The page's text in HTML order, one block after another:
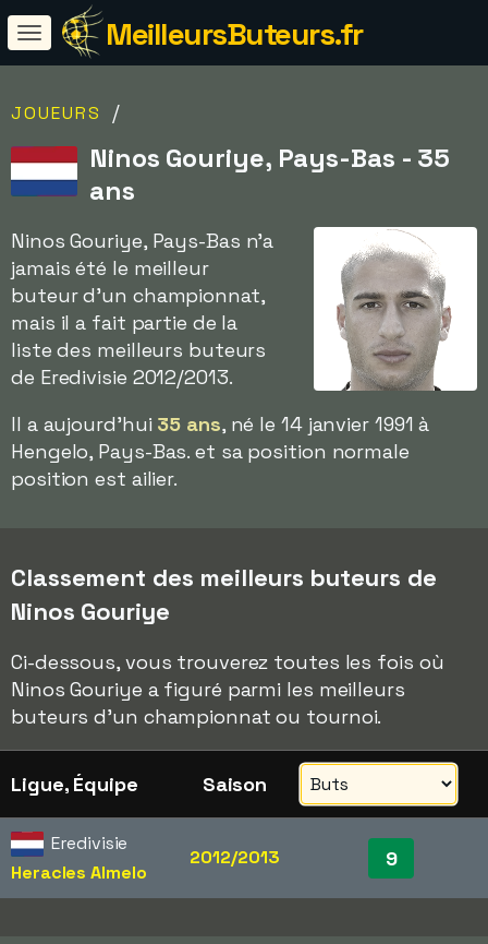
MeilleursButeurs.fr
JOUEURS /
Ninos Gouriye, Pays-Bas - 35
ans
Ninos Gouriye, Pays-Bas n'a
jamais été le meilleur
buteur d'un championnat,
mais il a fait partie de la
liste des meilleurs buteurs
de Eredivisie 2012/2013.
Il a aujourd'hui 35 ans, né le 14 janvier 1991 à
Hengelo, Pays-Bas. et sa position normale
position est ailier.
Classement des meilleurs buteurs de
Ninos Gouriye
Ci-dessous, vous trouverez toutes les fois où
Ninos Gouriye a figuré parmi les meilleurs
buteurs d'un championnat ou tournoi.
Ligue, Équipe Saison
Eredivisie
Heracles Almelo
2012/2013 9